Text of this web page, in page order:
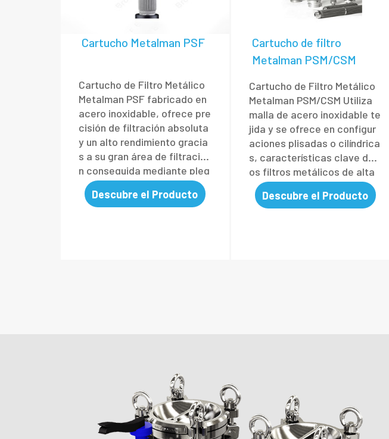
Cartucho Metalman PSF
Cartucho de Filtro Metálico
Metalman PSF fabricado en
acero inoxidable, ofrece pre
cisión de filtración absoluta
y un alto rendimiento gracia
s a su gran área de filtració
n conseguida mediante pleg
ado y conformado avanzad
o. Descubre el Producto
Cartucho de filtro
Metalman PSM/CSM
Cartucho de Filtro Metálico
Metalman PSM/CSM Utiliza
malla de acero inoxidable te
jida y se ofrece en configur
aciones plisadas o cilíndrica
s, características clave de l
os filtros metálicos de alta
eficiencia.
Descubre el Producto